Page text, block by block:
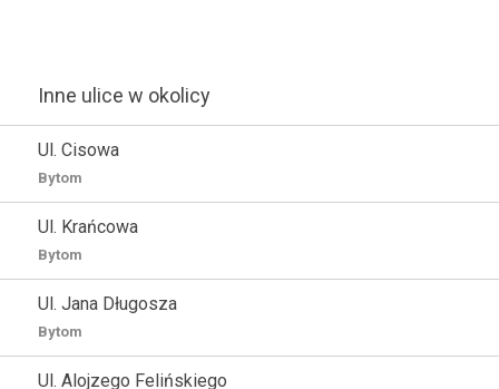
Inne ulice w okolicy
Ul. Cisowa
Bytom
Ul. Krańcowa
Bytom
Ul. Jana Długosza
Bytom
Ul. Alojzego Felińskiego